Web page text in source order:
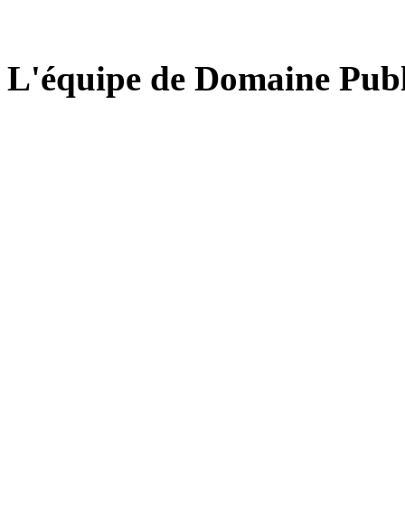
L'équipe de Domaine